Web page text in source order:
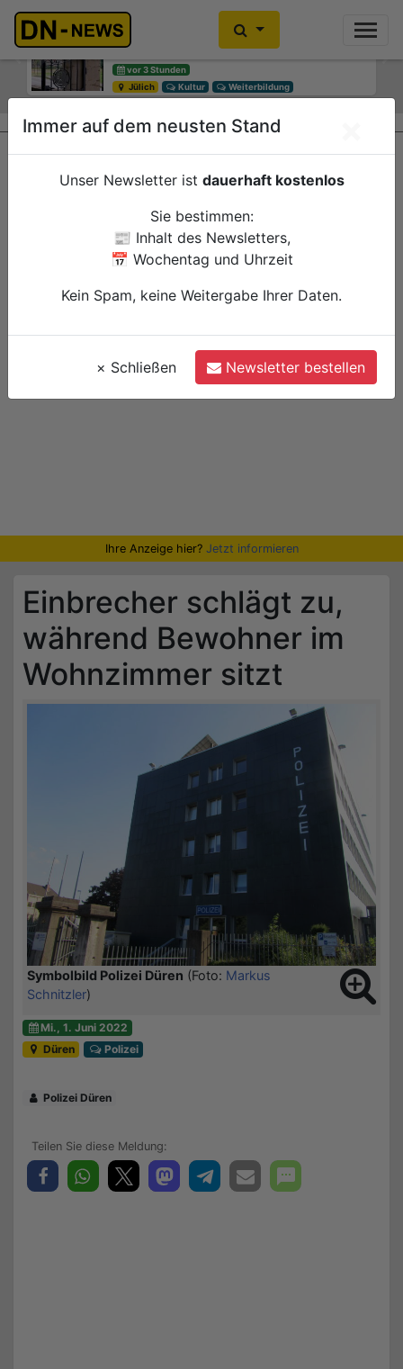
Diskussionen um Villa Buth:
Erinnerungsort oder Abriss?
vor 3 Stunden
Jülich
Kultur Weiterbildung
Einbrecher im Kleiderschrank
gefunden
heute 10:30
Düren
Polizei
Previous
Ihre Anzeige hier? Jetzt informieren
Einbrecher schlägt zu,
während Bewohner im
Wohnzimmer sitzt
Symbolbild Polizei Düren (Foto: Markus
Schnitzler)
Mi., 1. Juni 2022
Düren
Polizei
Polizei Düren
Immer auf dem neusten Stand
Unser Newsletter ist dauerhaft kostenlos
Sie bestimmen:
📰 Inhalt des Newsletters,
📅 Wochentag und Uhrzeit
Kein Spam, keine Weitergabe Ihrer Daten.
× Schließen Newsletter bestellen